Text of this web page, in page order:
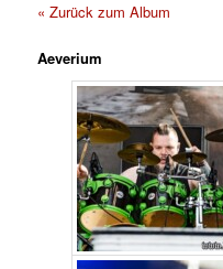
« Zurück zum Album
Aeverium